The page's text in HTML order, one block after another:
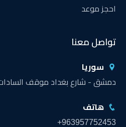
احجز موعد
تواصل معنا
سوريا
دمشق - شارع بغداد موقف
هاتف
+963957752453